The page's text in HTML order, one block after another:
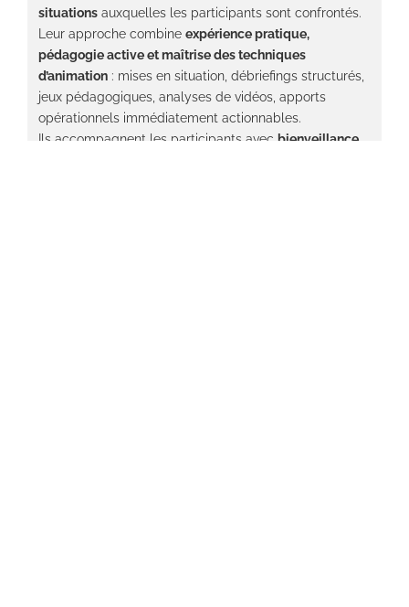
situations auxquelles les participants sont confrontés.
Leur approche combine expérience pratique,
pédagogie active et maîtrise des techniques
d’animation : mises en situation, débriefings structurés,
jeux pédagogiques, analyses de vidéos, apports
opérationnels immédiatement actionnables.
Ils accompagnent les participants avec bienveillance,